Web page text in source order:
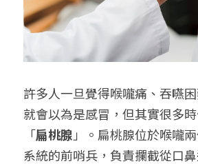
手作．時光
台港文化傾偈會
Boxing 拳擊
運動課花絮
《神隱》實境遊戲
遊戲主頁
馴獸師
平日最新優惠
02 7755 7668
chitchatclinic@gmail.com
預約
許多人一旦覺得喉嚨痛、吞嚥
就會以為是感冒，但其實很多
「扁桃腺 」。扁桃腺位於喉嚨
系統的前哨兵，負責攔截從口